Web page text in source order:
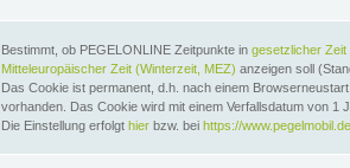
Bestimmt, ob PEGELONLINE Zeitpunkte in gesetzlicher Zeit
Mitteleuropäischer Zeit (Winterzeit, MEZ) anzeigen soll
Das Cookie ist permanent, d.h. nach einem
vorhanden. Das Cookie wird mit einem Verfallsdatum von 1
Die Einstellung erfolgt hier bzw. bei https://